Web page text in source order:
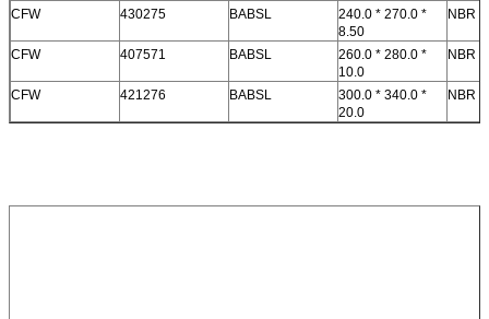
CFW 430275 BABSL
240.0 * 270.0 *
8.50
NBR
CFW 407571 BABSL
260.0 * 280.0 *
10.0
NBR
CFW 421276 BABSL
300.0 * 340.0 *
20.0
NBR